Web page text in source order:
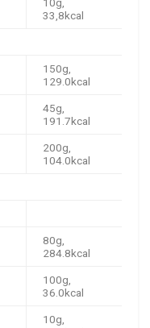
10g,
33,8kcal
150g,
129.0kcal
45g,
191.7kcal
200g,
104.0kcal
80g,
284.8kcal
100g,
36.0kcal
10g,